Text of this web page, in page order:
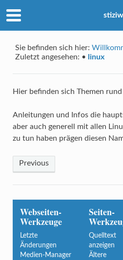
Sie befinden sich hier:
Zuletzt angesehen: • linux
Hier befinden sich Themen
Anleitungen und Infos die
aber auch generell mit allen
zu tun haben prägen diesen
Previous
Webseiten-
Werkzeuge
Letzte
Änderungen
Medien-Manager
Seiten-
Quelltext
anzeigen
Ältere